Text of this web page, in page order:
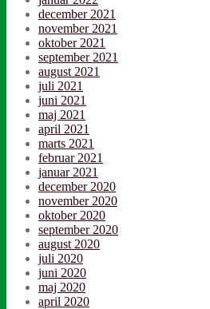
december 2021
november 2021
oktober 2021
september 2021
august 2021
juli 2021
juni 2021
maj 2021
april 2021
marts 2021
februar 2021
januar 2021
december 2020
november 2020
oktober 2020
september 2020
august 2020
juli 2020
juni 2020
maj 2020
april 2020